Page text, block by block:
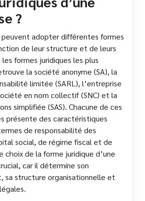
?
peuvent adopter différentes formes
de leur structure et de leurs
formes juridiques les plus
la société anonyme (SA), la
limitée (SARL), l’entreprise
en nom collectif (SNC) et la
simplifiée (SAS). Chacune de ces
présente des caractéristiques
de responsabilité des
social, de régime fiscal et de
choix de la forme juridique d’une
car il détermine son
sa structure organisationnelle et